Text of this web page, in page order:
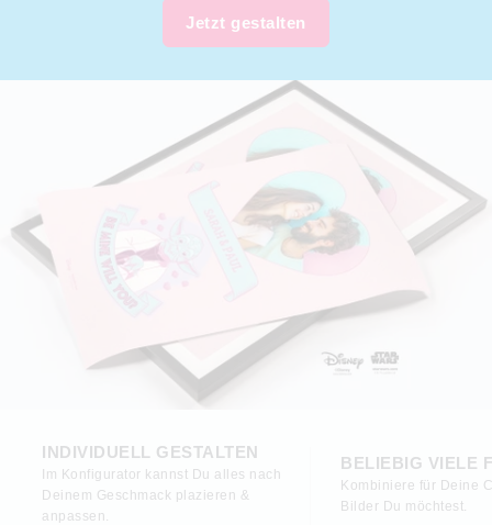
Jetzt gestalten
INDIVIDUELL GESTALTEN
Im Konfigurator kannst Du alles nach
Deinem Geschmack plazieren &
anpassen.
BELIEBIG VIELE
Kombiniere für Deine
Bilder Du möchtest.